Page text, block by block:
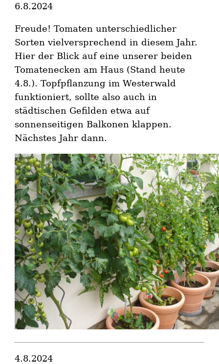
6.8.2024
Freude! Tomaten unterschiedlicher
Sorten vielversprechend in diesem Jahr.
Hier der Blick auf eine unserer beiden
Tomatenecken am Haus (Stand heute
4.8.). Topfpflanzung im Westerwald
funktioniert, sollte also auch in
städtischen Gefilden etwa auf
sonnenseitigen Balkonen klappen.
Nächstes Jahr dann.
4.8.2024